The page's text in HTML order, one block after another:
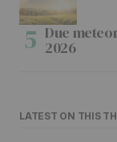
Due
2026
LATEST ON THIS